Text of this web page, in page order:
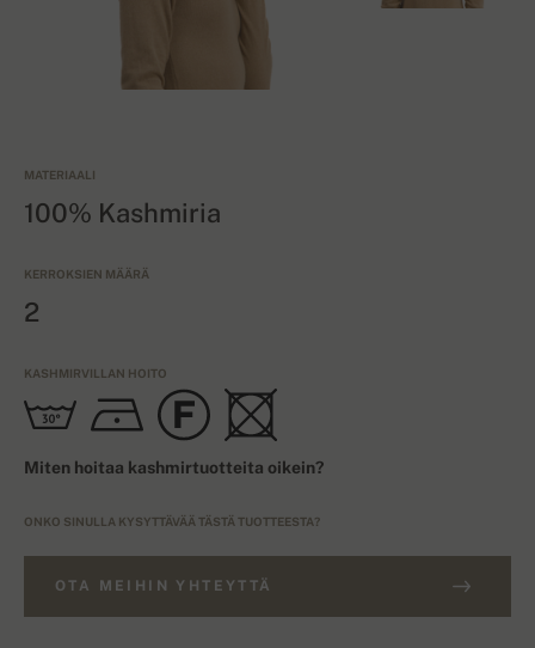
MATERIAALI
100% Kashmiria
KERROKSIEN MÄÄRÄ
2
KASHMIRVILLAN HOITO
Miten hoitaa kashmirtuotteita oikein?
ONKO SINULLA KYSYTTÄVÄÄ TÄSTÄ TUOTTEESTA?
OTA MEIHIN YHTEYTTÄ